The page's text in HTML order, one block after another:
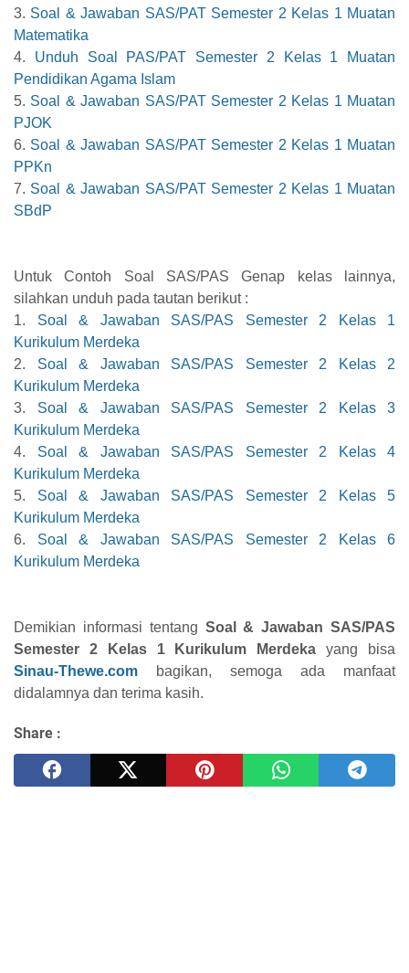
3. Soal & Jawaban SAS/PAT Semester 2 Kelas 1 Muatan
Matematika
4. Unduh Soal PAS/PAT Semester 2 Kelas 1 Muatan
Pendidikan Agama Islam
5. Soal & Jawaban SAS/PAT Semester 2 Kelas 1 Muatan
PJOK
6. Soal & Jawaban SAS/PAT Semester 2 Kelas 1 Muatan
PPKn
7. Soal & Jawaban SAS/PAT Semester 2 Kelas 1 Muatan
SBdP
Untuk Contoh Soal SAS/PAS Genap kelas lainnya,
silahkan unduh pada tautan berikut :
1. Soal & Jawaban SAS/PAS Semester 2 Kelas 1
Kurikulum Merdeka
2. Soal & Jawaban SAS/PAS Semester 2 Kelas 2
Kurikulum Merdeka
3. Soal & Jawaban SAS/PAS Semester 2 Kelas 3
Kurikulum Merdeka
4. Soal & Jawaban SAS/PAS Semester 2 Kelas 4
Kurikulum Merdeka
5. Soal & Jawaban SAS/PAS Semester 2 Kelas 5
Kurikulum Merdeka
6. Soal & Jawaban SAS/PAS Semester 2 Kelas 6
Kurikulum Merdeka
Demikian informasi tentang Soal & Jawaban SAS/PAS
Semester 2 Kelas 1 Kurikulum Merdeka yang bisa
Sinau-Thewe.com bagikan, semoga ada manfaat
didalamnya dan terima kasih.
Share :